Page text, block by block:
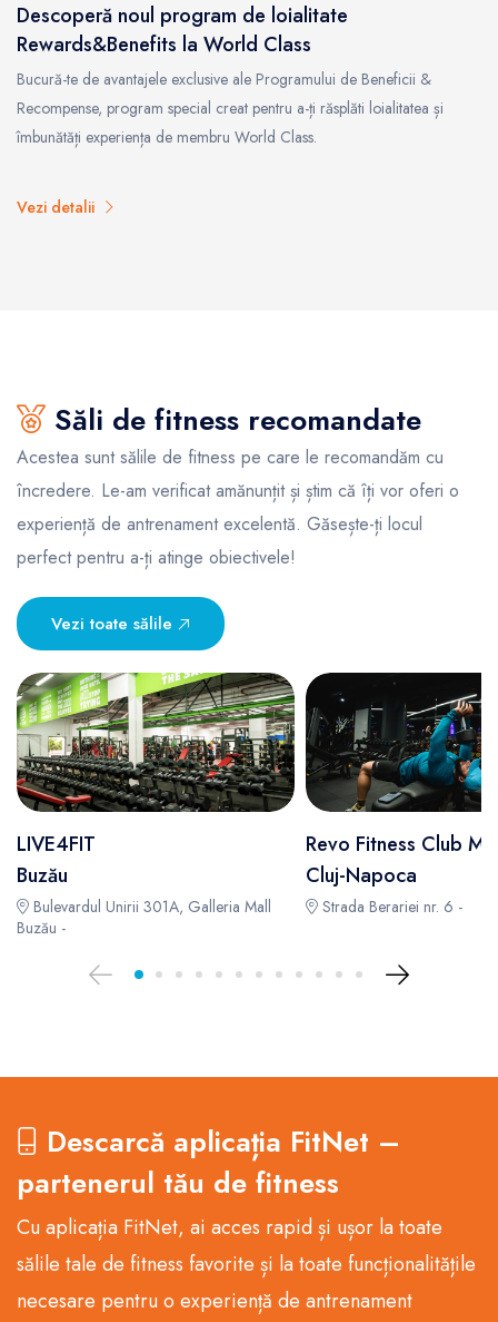
Descoperă noul program de loialitate
Rewards&Benefits la World Class
Bucură-te de avantajele exclusive ale Programului de Beneficii &
Recompense, program special creat pentru a-ți răsplăti loialitatea și
îmbunătăți experiența de membru World Class.
Vezi detalii
Săli de fitness recomandate
Acestea sunt sălile de fitness pe care le recomandăm cu
încredere. Le-am verificat amănunțit și știm că îți vor oferi o
experiență de antrenament excelentă. Găsește-ți locul
perfect pentru a-ți atinge obiectivele!
Vezi toate sălile
LIVE4FIT
Buzău
Bulevardul Unirii 301A, Galleria Mall
Buzău -
Revo Fitness Club
Cluj-Napoca
Strada Berariei nr. 6 -
Descarcă aplicația FitNet –
partenerul tău de fitness
Cu aplicația FitNet, ai acces rapid și ușor la toate
sălile tale de fitness favorite și la toate funcționalitățile
necesare pentru o experiență de antrenament